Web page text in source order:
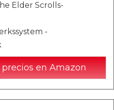
Elder Scrolls-
-
en Amazon